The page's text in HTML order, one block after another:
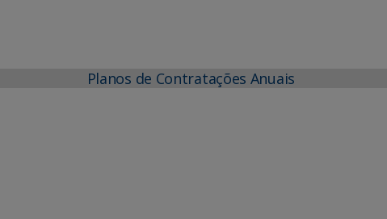
Planos de Contratações Anuais